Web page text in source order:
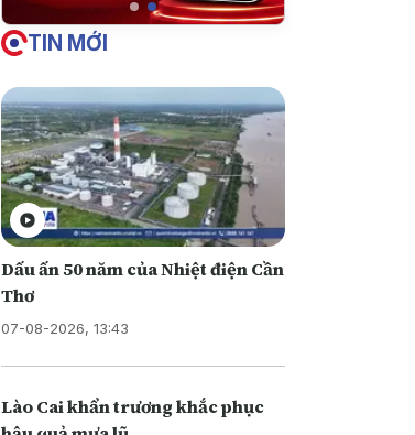
TIN MỚI
Dấu ấn 50 năm của Nhiệt điện Cần
Thơ
07-08-2026, 13:43
Lào Cai khẩn trương khắc phục